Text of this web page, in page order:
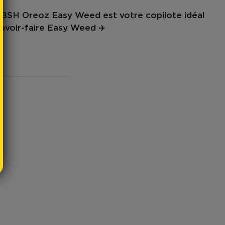
Oreoz Easy Weed
est votre copilote idéal
faire Easy Weed ✈️